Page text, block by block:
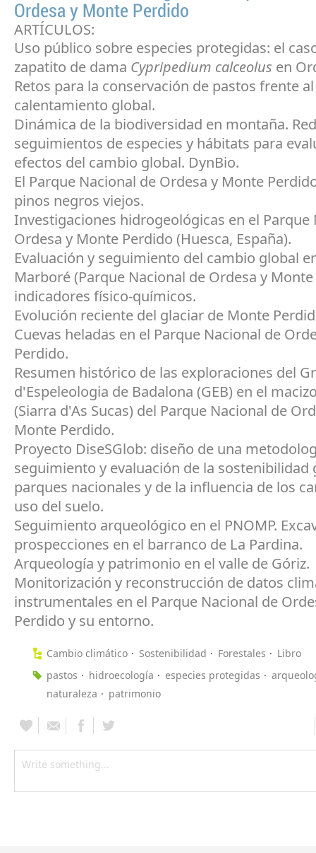
Ordesa y Monte Perdido
ARTÍCULOS:
Uso público sobre especies protegidas: el
zapatito de dama Cypripedium calceolus en
Retos para la conservación de pastos frente al
calentamiento global.
Dinámica de la biodiversidad en montaña.
seguimientos de especies y hábitats para
efectos del cambio global. DynBio.
El Parque Nacional de Ordesa y Monte
pinos negros viejos.
Investigaciones hidrogeológicas en el Parque
Ordesa y Monte Perdido (Huesca, España).
Evaluación y seguimiento del cambio global
Marboré (Parque Nacional de Ordesa y
indicadores físico-químicos.
Evolución reciente del glaciar de Monte
Cuevas heladas en el Parque Nacional de
Perdido.
Resumen histórico de las exploraciones del
d'Espeleologia de Badalona (GEB) en el
(Siarra d'As Sucas) del Parque Nacional de
Monte Perdido.
Proyecto DiseSGlob: diseño de una
seguimiento y evaluación de la sostenibilidad
parques nacionales y de la influencia de los
uso del suelo.
Seguimiento arqueológico en el PNOMP.
prospecciones en el barranco de La Pardina.
Arqueología y patrimonio en el valle de Góriz.
Monitorización y reconstrucción de datos
instrumentales en el Parque Nacional de
Perdido y su entorno.
Cambio climático Sostenibilidad Forestales
Libro
pastos
hidroecología especies protegidas
naturaleza
patrimonio